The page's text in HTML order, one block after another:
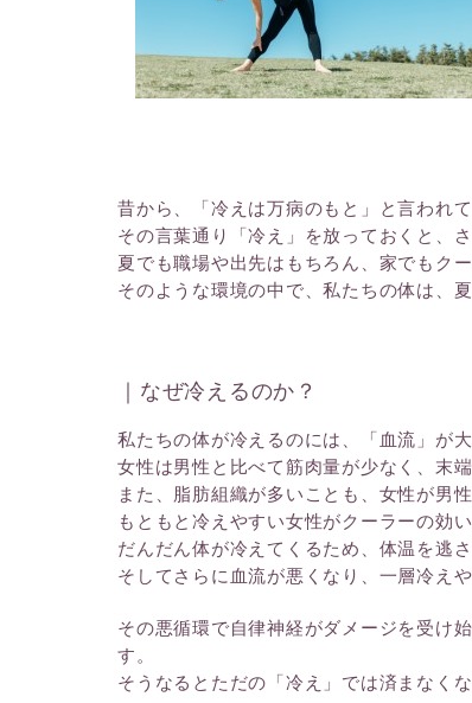
ロマンティックライン
昔から、「冷えは万病のもと」と言われて
その言葉通り「冷え」を放っておくと、
夏でも職場や出先はもちろん、家でもク
そのような環境の中で、私たちの体は、
｜なぜ冷えるのか？
私たちの体が冷えるのには、「血流」が
女性は男性と比べて筋肉量が少なく、末
また、脂肪組織が多いことも、女性が男
もともと冷えやすい女性がクーラーの効
だんだん体が冷えてくるため、体温を逃
そしてさらに血流が悪くなり、一層冷えや
その悪循環で自律神経がダメージを受け
す。
そうなるとただの「冷え」では済まなく